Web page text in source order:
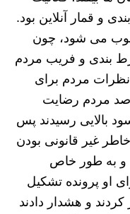
و قمار آنلاین بود.
می شود، چون
بندی و فریب مردم
مردم برای
سبحانی اینستا 80 درصد مردم رضایت
بالایی رسیدند پس
غیر قانونی بودن
و به طور خاص
او پرونده تشکیل
و هشدار دادند